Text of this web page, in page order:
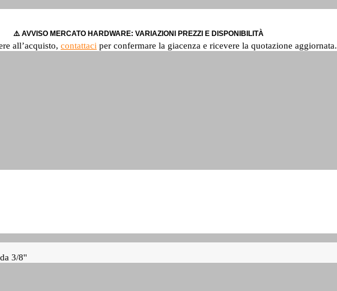
⚠️ AVVISO MERCATO HARDWARE: VARIAZIONI PREZZI E DISPONIBILITÀ
all’acquisto, contattaci per confermare la giacenza e ricevere la quotazione aggiornata.
3/8''